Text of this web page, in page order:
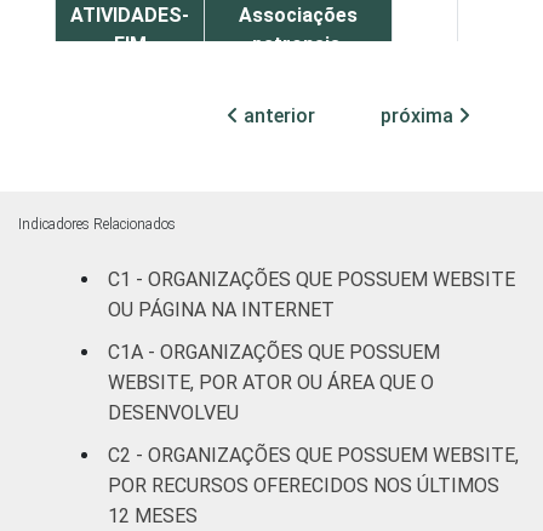
ATIVIDADES-
FIM
Associações
patronais,
sindicais
pesquisa
Desenvolvimento
e defesa de
direitos
Religião 20 78
anterior próxima
Indicadores Relacionados
C1 - ORGANIZAÇÕES QUE POSSUEM WEBSITE
OU PÁGINA NA INTERNET
C1A - ORGANIZAÇÕES QUE POSSUEM
WEBSITE, POR ATOR OU ÁREA QUE O
DESENVOLVEU
C2 - ORGANIZAÇÕES QUE POSSUEM WEBSITE,
POR RECURSOS OFERECIDOS NOS ÚLTIMOS
12 MESES